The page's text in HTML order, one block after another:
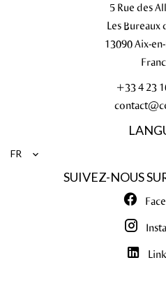
5 Rue des
Les Bureaux
13090Aix-
+33 4 23
FR
SUIVEZ-NOUS